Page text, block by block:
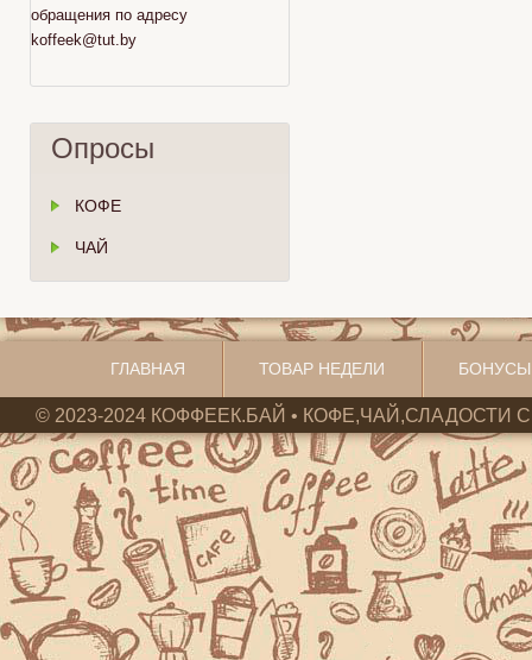
обращения по адресу
koffeek@tut.by
Опросы
КОФЕ
ЧАЙ
ГЛАВНАЯ ТОВАР НЕДЕЛИ
© 2023-2024 КОФФЕЕК.БАЙ • КОФЕ,ЧАЙ,СЛАДОСТИ С